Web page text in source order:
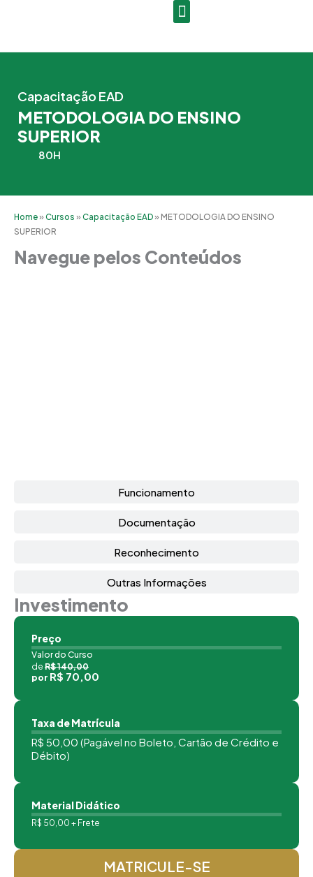
Capacitação EAD
METODOLOGIA DO ENSINO
SUPERIOR
80H
Home»Cursos »Capacitação EAD» METODOLOGIA DO ENSINO
SUPERIOR
Navegue pelos Conteúdos
Funcionamento
Documentação
Reconhecimento
Outras Informações
Investimento
Preço
Valor do Curso
de R$ 140,00
por R$ 70,00
Taxa de Matrícula
R$ 50,00 (Pagável no Boleto, Cartão de Crédito e
Débito)
Material Didático
R$ 50,00 + Frete
MATRICULE-SE